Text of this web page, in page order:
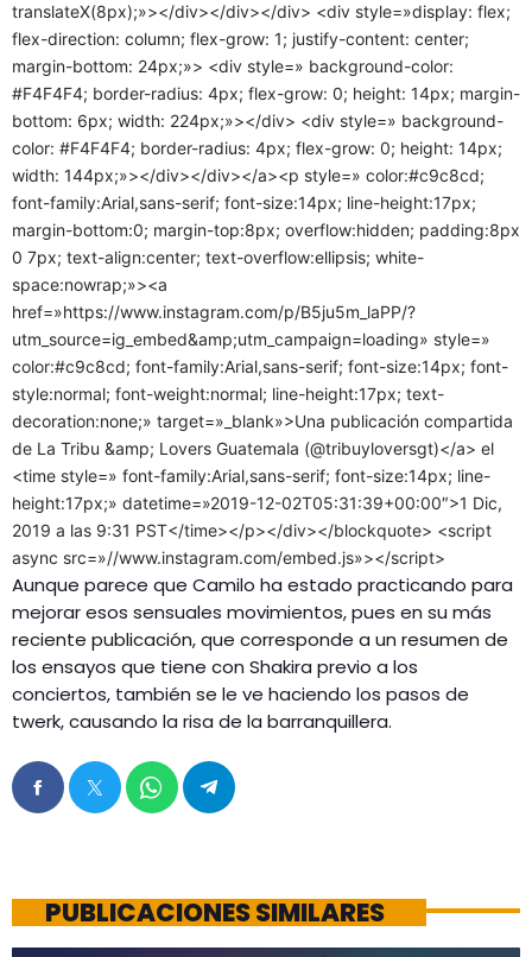
translateX(8px);»></div></div></div> <div style=»display: flex;
flex-direction: column; flex-grow: 1; justify-content: center;
margin-bottom: 24px;»> <div style=» background-color:
#F4F4F4; border-radius: 4px; flex-grow: 0; height: 14px; margin-
bottom: 6px; width: 224px;»></div> <div style=» background-
color: #F4F4F4; border-radius: 4px; flex-grow: 0; height: 14px;
width: 144px;»></div></div></a><p style=» color:#c9c8cd;
font-family:Arial,sans-serif; font-size:14px; line-height:17px;
margin-bottom:0; margin-top:8px; overflow:hidden; padding:8px
0 7px; text-align:center; text-overflow:ellipsis; white-
space:nowrap;»><a
href=»https://www.instagram.com/p/B5ju5m_laPP/?
utm_source=ig_embed&amp;utm_campaign=loading» style=»
color:#c9c8cd; font-family:Arial,sans-serif; font-size:14px; font-
style:normal; font-weight:normal; line-height:17px; text-
decoration:none;» target=»_blank»>Una publicación compartida
de La Tribu &amp; Lovers Guatemala (@tribuyloversgt)</a> el
<time style=» font-family:Arial,sans-serif; font-size:14px; line-
height:17px;» datetime=»2019-12-02T05:31:39+00:00″>1 Dic,
2019 a las 9:31 PST</time></p></div></blockquote> <script
async src=»//www.instagram.com/embed.js»></script>
Aunque parece que Camilo ha estado practicando para
mejorar esos sensuales movimientos, pues en su más
reciente publicación, que corresponde a un resumen de
los ensayos que tiene con Shakira previo a los
conciertos, también se le ve haciendo los pasos de
twerk, causando la risa de la barranquillera.
PUBLICACIONES SIMILARES